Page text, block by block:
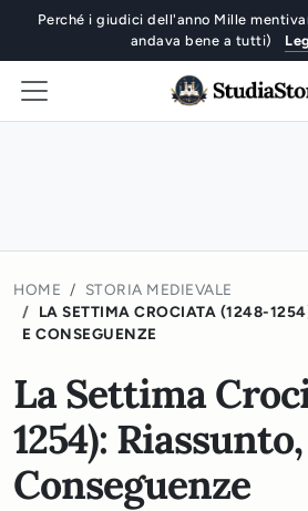
Perché i giudici dell'anno Mille
andava bene a tutti)
HOME
STORIA MEDIEVALE
LA SETTIMA CROCIATA (1248-
E CONSEGUENZE
La Settima
1254):
Conseguenze